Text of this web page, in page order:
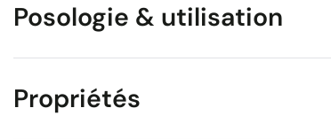
Posologie & utilisation
Propriétés